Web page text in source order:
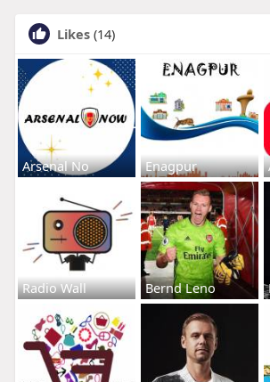
Likes (14)
Arsenal No Enagpur
Radio Wall Bernd Leno